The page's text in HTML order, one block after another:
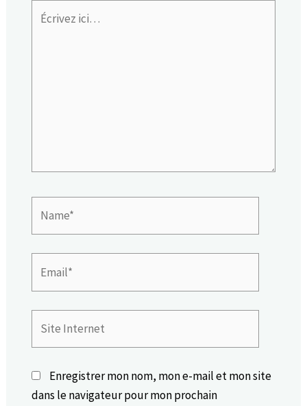
Écrivez
ici…
Internet
Enregistrer mon nom, mon e-mail et mon site
dans le navigateur pour mon prochain